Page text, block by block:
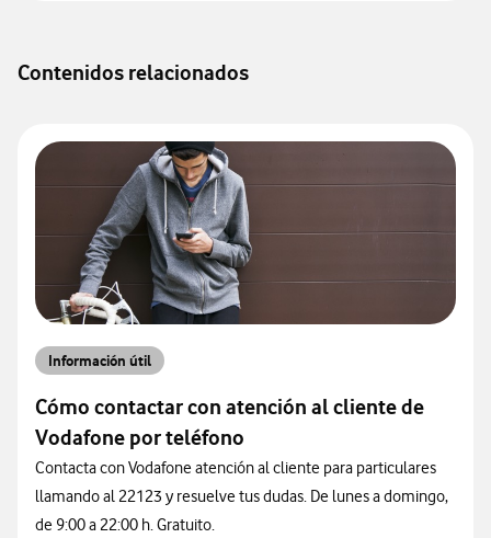
Contenidos relacionados
Información útil
Cómo contactar con atención al cliente de
Vodafone por teléfono
Contacta con Vodafone atención al cliente para particulares
llamando al 22123 y resuelve tus dudas. De lunes a domingo,
de 9:00 a 22:00 h. Gratuito.